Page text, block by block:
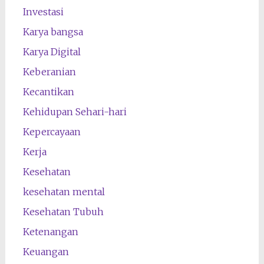
Investasi
Karya bangsa
Karya Digital
Keberanian
Kecantikan
Kehidupan Sehari-hari
Kepercayaan
Kerja
Kesehatan
kesehatan mental
Kesehatan Tubuh
Ketenangan
Keuangan